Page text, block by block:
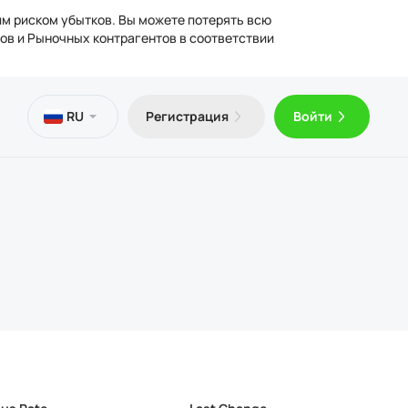
риском убытков. Вы можете потерять всю
и Рыночных контрагентов в соответствии
VPS
5 для Android
о трейдинге
информация
RU Регистрация Войти